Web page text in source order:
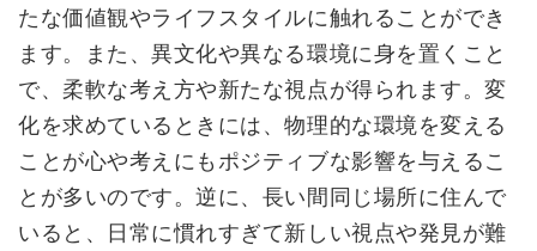
たな価値観やライフスタイルに触れることができ
ます。また、異文化や異なる環境に身を置くこと
で、柔軟な考え方や新たな視点が得られます。変
化を求めているときには、物理的な環境を変える
ことが心や考えにもポジティブな影響を与えるこ
とが多いのです。逆に、長い間同じ場所に住んで
いると、日常に慣れすぎて新しい視点や発見が難